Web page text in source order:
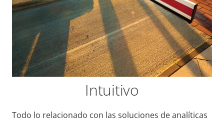
Intuitivo
Todo lo relacionado con las soluciones de analíticas